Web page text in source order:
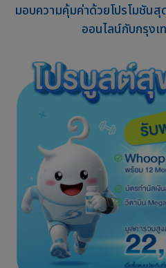
มอบความคุ้มค่าด้วยโปรโมชัน
ออนไลน์กับกรุง